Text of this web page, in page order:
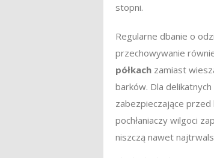
stopni.
Regularne dbanie o
przechowywanie
półkach zamiast
barków. Dla
zabezpieczające
pochłaniaczy wilgoci
niszczą nawet